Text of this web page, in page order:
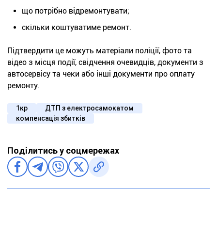
що потрібно відремонтувати;
скільки коштуватиме ремонт.
Підтвердити це можуть матеріали поліції, фото та
відео з місця події, свідчення очевидців, документи з
автосервісу та чеки або інші документи про оплату
ремонту.
1кр
ДТП з електросамокатом
компенсація збитків
Поділитись у соцмережах